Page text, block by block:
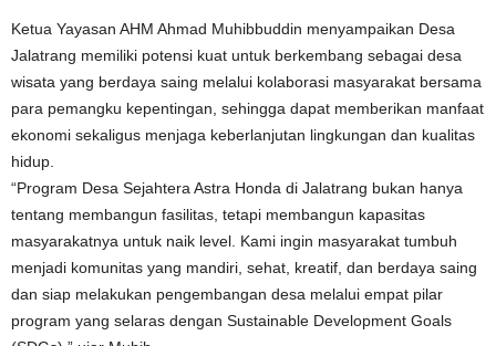
Ketua Yayasan AHM Ahmad Muhibbuddin menyampaikan Desa
Jalatrang memiliki potensi kuat untuk berkembang sebagai desa
wisata yang berdaya saing melalui kolaborasi masyarakat bersama
para pemangku kepentingan, sehingga dapat memberikan manfaat
ekonomi sekaligus menjaga keberlanjutan lingkungan dan kualitas
hidup.
“Program Desa Sejahtera Astra Honda di Jalatrang bukan hanya
tentang membangun fasilitas, tetapi membangun kapasitas
masyarakatnya untuk naik level. Kami ingin masyarakat tumbuh
menjadi komunitas yang mandiri, sehat, kreatif, dan berdaya saing
dan siap melakukan pengembangan desa melalui empat pilar
program yang selaras dengan Sustainable Development Goals